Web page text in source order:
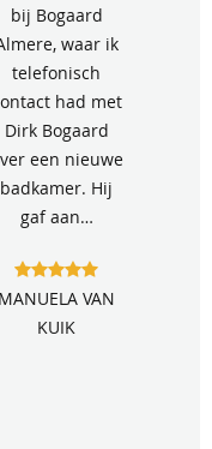
bij Bogaard
waar ik
telefonisch
had met
Dirk Bogaard
een nieuwe
badkamer. Hij
gaf aan…
MANUELA VAN
KUIK